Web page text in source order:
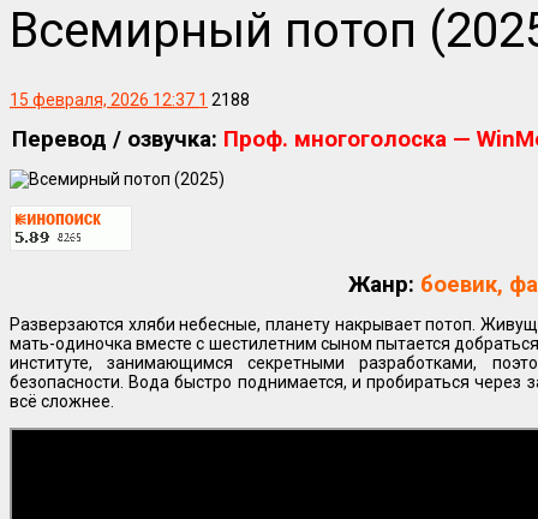
Всемирный потоп
15 февраля, 2026 12:37 1 2188
Перевод / озвучка: Проф. многоголоска —
Жанр: боевик,
Разверзаются хляби небесные, планету накрывает потоп.
мать-одиночка вместе с шестилетним сыном пытается
институте, занимающимся секретными разработками,
безопасности. Вода быстро поднимается, и пробираться
всё сложнее.